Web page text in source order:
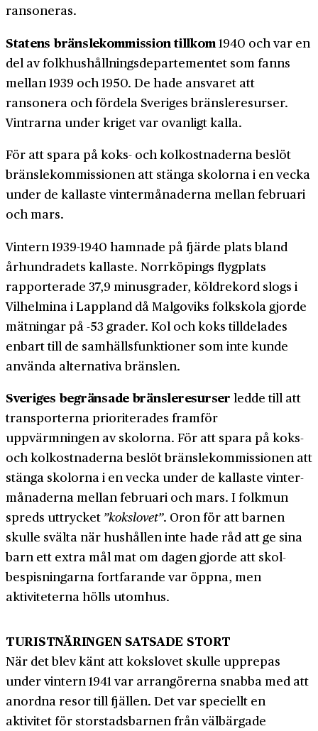
ransoneras.
Statens bränslekommission tillkom1940 och var en
del av folk­hushållnings­departementet som fanns
mellan 1939 och 1950. De hade ansvaret att
ransonera och fördela Sveriges bränsle­resurser.
Vintrarna under kriget var ovanligt kalla.
För att spara på koks- och kolkostnaderna beslöt
bränsle­kommissionen att stänga skolorna i en vecka
under de kallaste vinter­månaderna mellan februari
och mars.
Vintern 1939-1940 hamnade på fjärde plats bland
århundradets kallaste. Norrköpings flygplats
rapporterade 37,9 minus­grader, köldrekord slogs i
Vilhelmina i Lappland då Malgoviks folkskola gjorde
mätningar på -53 grader. Kol och koks tilldelades
enbart till de samhälls­funktioner som inte kunde
använda alternativa bränslen.
Sveriges begränsade bränsle­resurser ledde till att
transporterna prioriterades framför
uppvärmningen av skolorna. För att spara på koks-
och kolkostnaderna beslöt bränsle­kommissionen att
stänga skolorna i en vecka under de kallaste vinter­
månaderna mellan februari och mars. I folkmun
spreds uttrycket ”kokslovet”. Oron för att barnen
skulle svälta när hushållen inte hade råd att ge sina
barn ett extra mål mat om dagen gjorde att skol­
bespisningarna fortfarande var öppna, men
aktiviteterna hölls utomhus.
TURISTNÄRINGEN SATSADE STORT
När det blev känt att kokslovet skulle upprepas
under vintern 1941 var arrangörerna snabba med att
anordna resor till fjällen. Det var speciellt en
aktivitet för stor­stads­barnen från väl­bärgade